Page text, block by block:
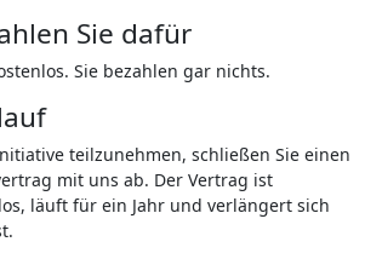
Sie dafür
Sie bezahlen gar nichts.
teilzunehmen, schließen Sie einen
mit uns ab. Der Vertrag ist
läuft für ein Jahr und verlängert sich